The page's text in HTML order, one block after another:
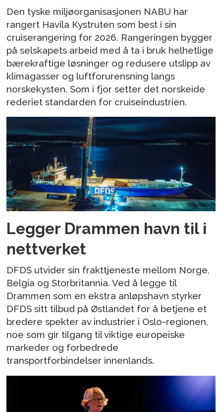
Den tyske miljøorganisasjonen NABU har
rangert Havila Kystruten som best i sin
cruiserangering for 2026. Rangeringen bygger
på selskapets arbeid med å ta i bruk helhetlige
bærekraftige løsninger og redusere utslipp av
klimagasser og luftforurensning langs
norskekysten. Som i fjor setter det norskeide
rederiet standarden for cruiseindustrien.
Legger Drammen havn til i
nettverket
DFDS utvider sin frakttjeneste mellom Norge,
Belgia og Storbritannia. Ved å legge til
Drammen som en ekstra anløpshavn styrker
DFDS sitt tilbud på Østlandet for å betjene et
bredere spekter av industrier i Oslo-regionen,
noe som gir tilgang til viktige europeiske
markeder og forbedrede
transportforbindelser innenlands.